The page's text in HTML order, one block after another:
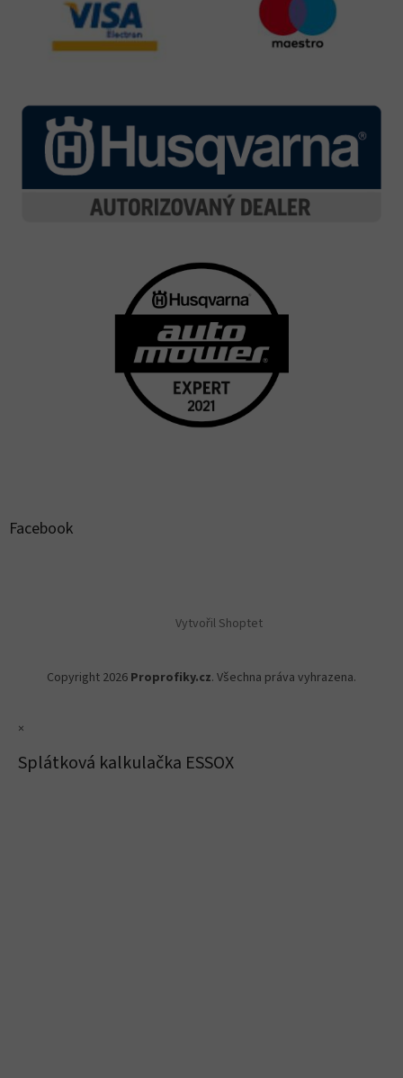
Facebook
Vytvořil Shoptet
Copyright 2026 Proprofiky.cz. Všechna práva vyhrazena.
×
Splátková kalkulačka ESSOX